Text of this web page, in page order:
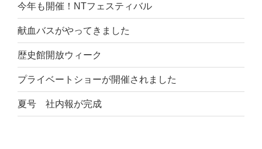
今年も開催！NTフェスティバル
献血バスがやってきました
歴史館開放ウィーク
プライベートショーが開催されました
夏号 社内報が完成